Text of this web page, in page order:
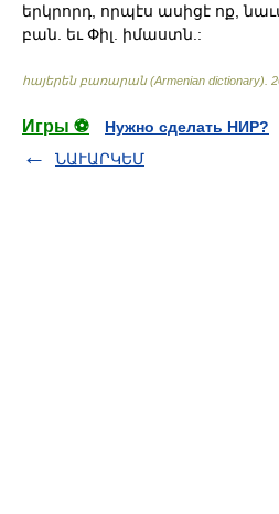
երկրորդ, որպէս ասիցէ ոք,
բան. եւ Փիլ. իմաստն.:
հայերեն բառարան (Armenian dictionary)
Игры ⚽
Нужно сделать НИР?
ՆԱՒԱՐԿԵՄ